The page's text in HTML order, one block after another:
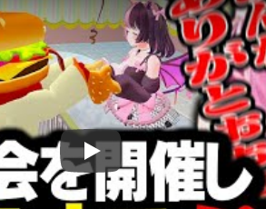
Play